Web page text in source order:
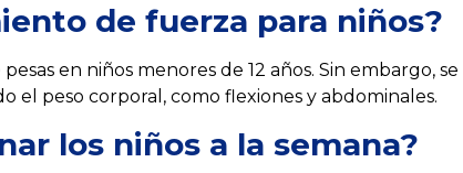
de fuerza para niños?
en niños menores de 12 años. Sin embargo, se
peso corporal, como flexiones y abdominales.
los niños a la semana?